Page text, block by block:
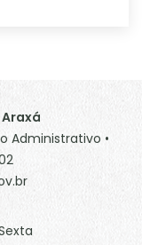
Administrativo •